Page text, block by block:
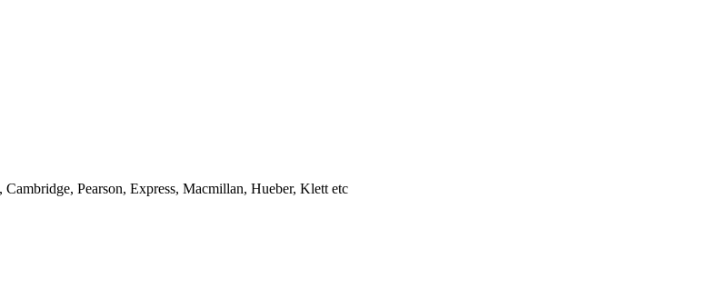
Cambridge, Pearson, Express, Macmillan, Hueber, Klett etc